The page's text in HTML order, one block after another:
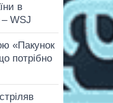
в
WSJ
«Пакунок
потрібно